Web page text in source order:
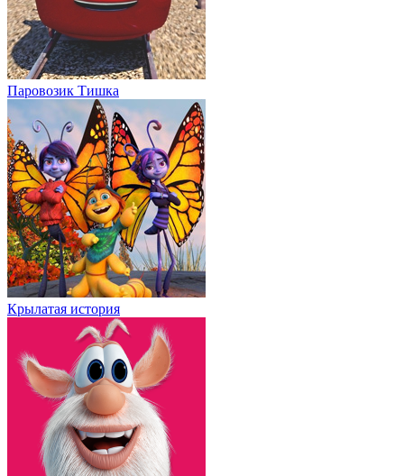
Паровозик Тишка
Крылатая история